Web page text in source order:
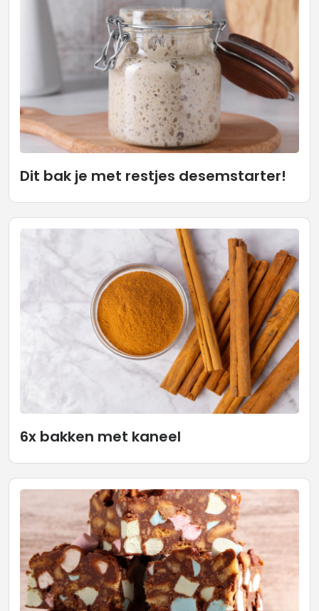
Dit bak je met restjes desemstarter!
6x bakken met kaneel